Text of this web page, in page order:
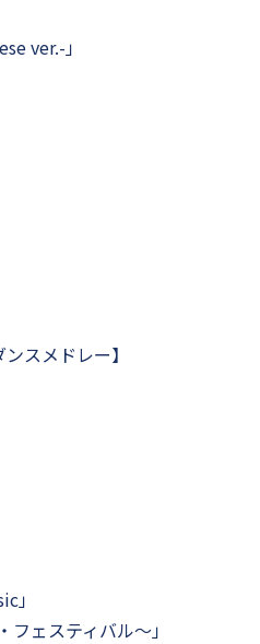
ver.-」
スメドレー】
」
フェスティバル～」